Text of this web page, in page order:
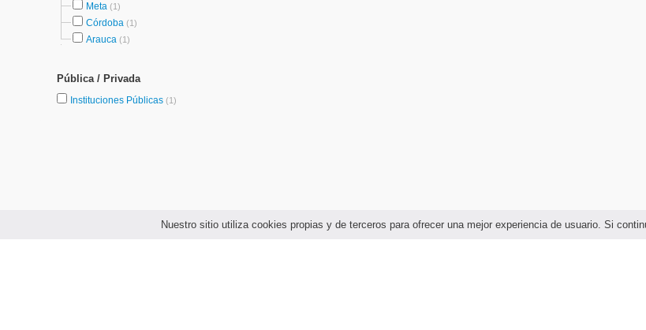
Nuestro sitio utiliza cookies propias y de terceros para ofrecer una mejor experiencia de usuario. Si
Meta (1)
Córdoba (1)
Arauca (1)
Pública / Privada
Instituciones Públicas (1)